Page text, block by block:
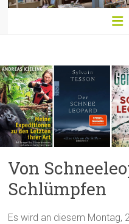
Von
Schlümpfen
Es wird an diesem Montag,